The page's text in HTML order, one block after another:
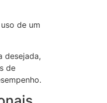
de um
desejada,
de